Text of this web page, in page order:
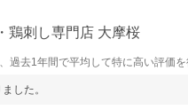
鶏刺し専門店 大摩桜
過去1年間で平均して特に高い評価を
した。